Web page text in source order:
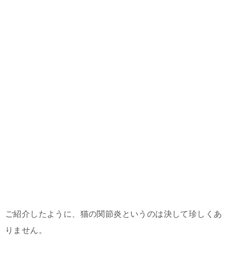
ご紹介したように、猫の関節炎というのは決して珍しくあ
りません。